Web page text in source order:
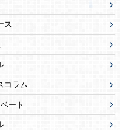
ス
コラム
ート